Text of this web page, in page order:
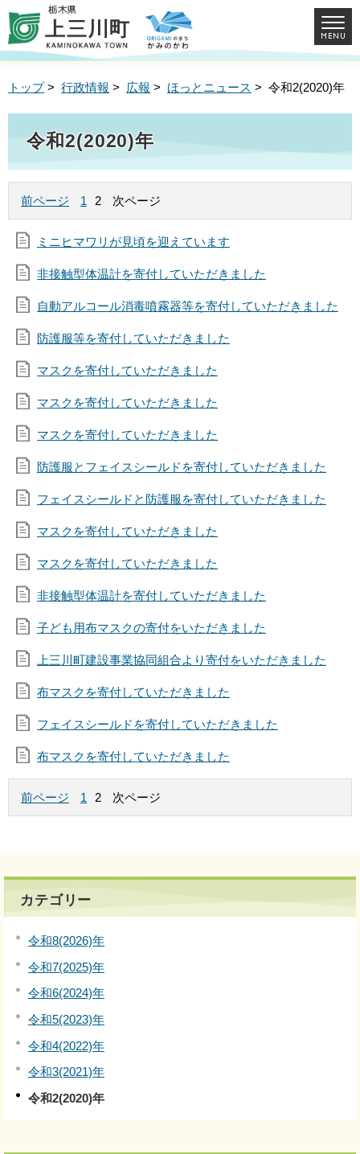
トップ> 行政情報 > 広報 > ほっとニュース > 令和2(2020)年
令和2(2020)年
前ページ 1 2 次ページ
ミニヒマワリが見頃を迎えています
非接触型体温計を寄付していただきました
自動アルコール消毒噴霧器等を寄付していただきました
防護服等を寄付していただきました
マスクを寄付していただきました
マスクを寄付していただきました
マスクを寄付していただきました
防護服とフェイスシールドを寄付していただきました
フェイスシールドと防護服を寄付していただきました
マスクを寄付していただきました
マスクを寄付していただきました
非接触型体温計を寄付していただきました
子ども用布マスクの寄付をいただきました
上三川町建設事業協同組合より寄付をいただきました
布マスクを寄付していただきました
フェイスシールドを寄付していただきました
布マスクを寄付していただきました
前ページ 1 2 次ページ
カテゴリー
令和8(2026)年
令和7(2025)年
令和6(2024)年
令和5(2023)年
令和4(2022)年
令和3(2021)年
令和2(2020)年